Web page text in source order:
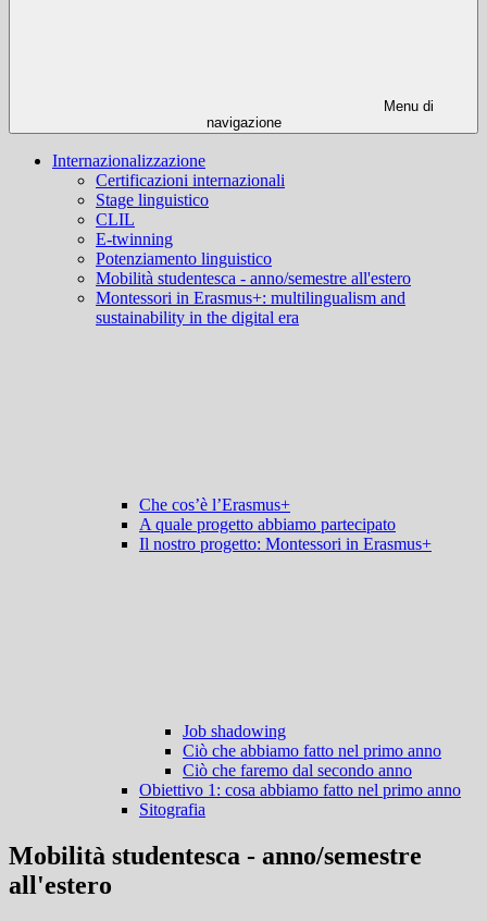
Menu di
navigazione
Internazionalizzazione
Certificazioni internazionali
Stage linguistico
CLIL
E-twinning
Potenziamento linguistico
Mobilità studentesca - anno/semestre all'estero
Montessori in Erasmus+: multilingualism and
sustainability in the digital era
Che cos’è l’Erasmus+
A quale progetto abbiamo partecipato
Il nostro progetto: Montessori in Erasmus+
Job shadowing
Ciò che abbiamo fatto nel primo anno
Ciò che faremo dal secondo anno
Obiettivo 1: cosa abbiamo fatto nel primo anno
Sitografia
Mobilità studentesca - anno/semestre
all'estero